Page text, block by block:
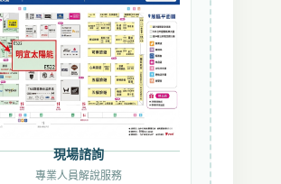
現場諮詢
專業人員解說服務